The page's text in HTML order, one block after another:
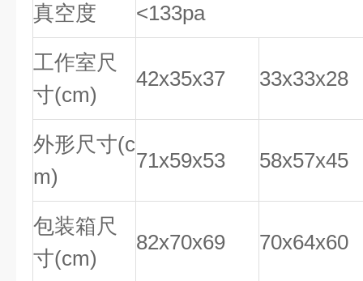
真空度 <133pa
工作室尺
寸(cm)
42x35x37 33x33x28
外形尺寸(c
m)
71x59x53 58x57x45
包装箱尺
寸(cm)
82x70x69 70x64x60